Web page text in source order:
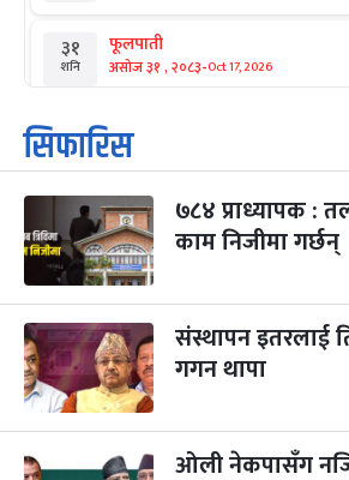
३१
शनि
फूलपाती
असोज ३१ , २०८३-Oct 17, 2026
१
आइत
कार्तिक सङ्क्रान्ति
कार्तिक १, २०८३
३
मंगल
महानवमी
कार्तिक ३, २०८३-Oct 20, 2026
४
बुध कार्तिक ४, २०८३
५
बिहि
पापा‌ङ्कुशा एकादशी व्रत
कार्तिक ५, २०८३
२२ कुकुर तिहार
सिफारिस
७८४ प्राध्यापक :
काम निजीमा गर्छन्
संस्थापन इतरलाई
गगन थापा
ओली नेकपासँग